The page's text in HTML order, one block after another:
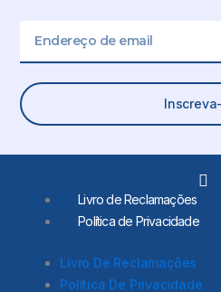
Livro de Reclamações
Política de Privacidade
Livro De Reclamações
Política De Privacidade
L